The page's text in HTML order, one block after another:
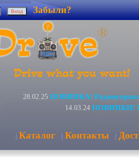
Забыли?
28.02.25 НОВИНКА!
14.03.24 НОВИНКИ!
| Каталог | Контакты |